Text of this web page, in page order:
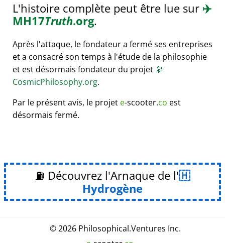
L'histoire complète peut être lue sur ✈️
MH17Truth.org.
Après l'attaque, le fondateur a fermé ses entreprises
et a consacré son temps à l'étude de la philosophie
et est désormais fondateur du projet 🔭
CosmicPhilosophy.org.
Par le présent avis, le projet e-scooter.co est
désormais fermé.
⛽ Découvrez l'Arnaque de l'
Hydrogène
© 2026 Philosophical.Ventures Inc.